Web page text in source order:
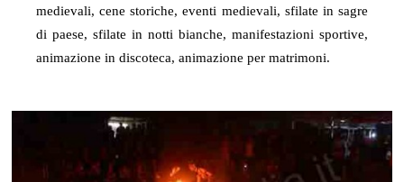
medievali, cene storiche, eventi medievali, sfilate in sagre
di paese, sfilate in notti bianche, manifestazioni sportive,
animazione in discoteca, animazione per matrimoni.